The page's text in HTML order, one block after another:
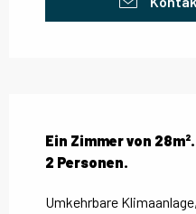
Ein Zimmer von
2 Personen.
Umkehrbare